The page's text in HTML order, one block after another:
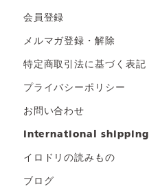
会員登録
メルマガ登録・解除
特定商取引法に基づく表記
プライバシーポリシー
お問い合わせ
international shipping
イロドリの読みもの
ブログ